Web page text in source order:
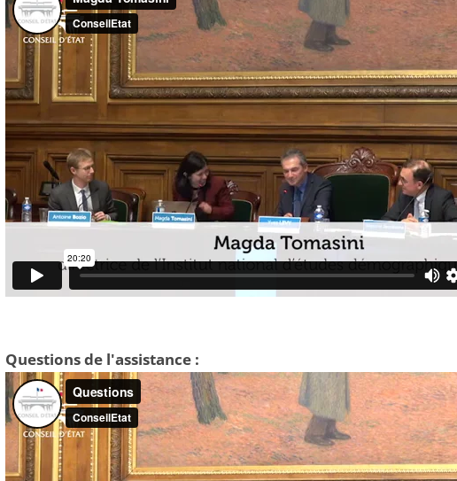
Questions de l'assistance :